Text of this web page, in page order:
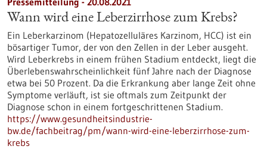
Wann wird eine Leberzirrhose zum Krebs?
Ein Leberkarzinom (Hepatozelluläres Karzinom, HCC) ist ein
bösartiger Tumor, der von den Zellen in der Leber ausgeht.
Wird Leberkrebs in einem frühen Stadium entdeckt, liegt die
Überlebenswahrscheinlichkeit fünf Jahre nach der Diagnose
etwa bei 50 Prozent. Da die Erkrankung aber lange Zeit ohne
Symptome verläuft, ist sie oftmals zum Zeitpunkt der
Diagnose schon in einem fortgeschrittenen Stadium.
https://www.gesundheitsindustrie-
bw.de/fachbeitrag/pm/wann-wird-eine-leberzirrhose-zum-
krebs